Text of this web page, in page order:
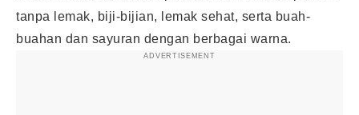
tanpa lemak, biji-bijian, lemak sehat, serta buah-
buahan dan sayuran dengan berbagai warna.
ADVERTISEMENT